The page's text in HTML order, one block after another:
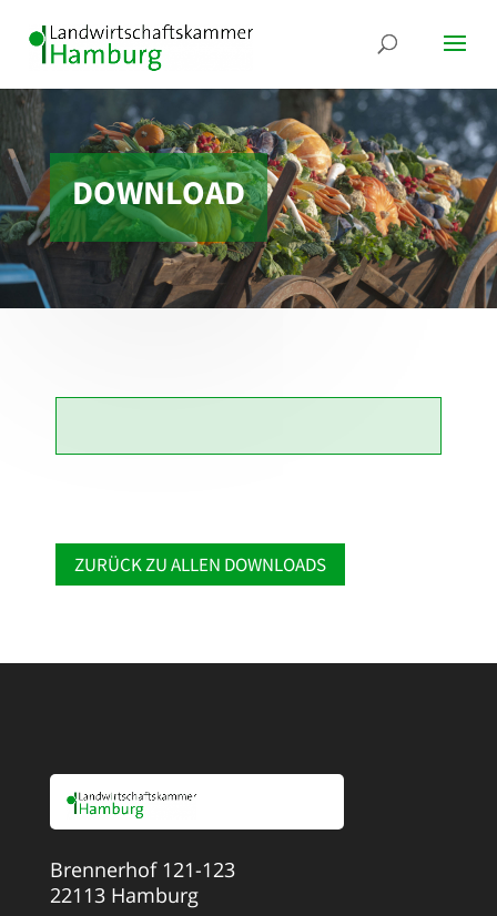
DOWNLOAD
ZURÜCK ZU ALLEN DOWNLOADS
Brennerhof 121-123
22113 Hamburg